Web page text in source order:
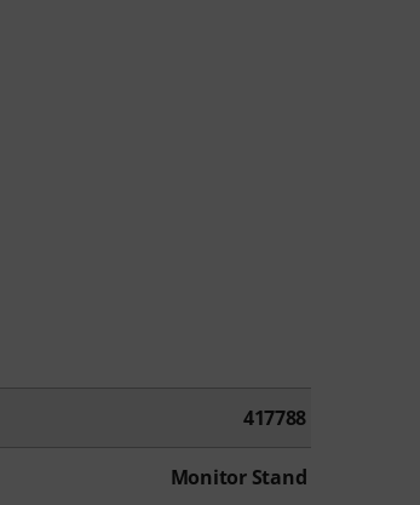
417788
Monitor Stand